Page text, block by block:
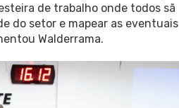
de trabalho onde todos sã
do setor e mapear as eventuais
Walderrama.